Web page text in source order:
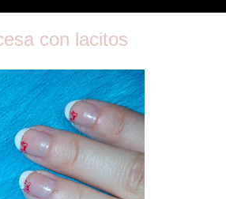
con lacitos